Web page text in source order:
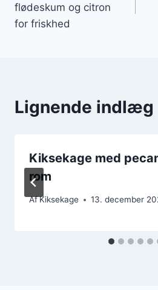
flødeskum og citron
for friskhed
Lignende indlæg
Kiksekage med
rom
AfKiksekage 13. december